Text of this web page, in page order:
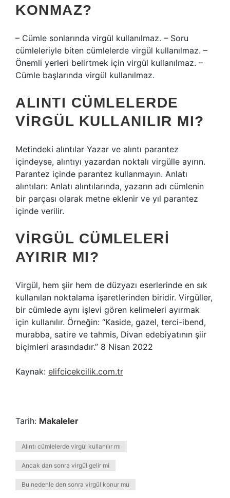
KONMAZ?
– Cümle sonlarında virgül kullanılmaz. – Soru
cümleleriyle biten cümlelerde virgül kullanılmaz. –
Önemli yerleri belirtmek için virgül kullanılmaz. –
Cümle başlarında virgül kullanılmaz.
ALINTI CÜMLELERDE
VIRGÜL KULLANILIR MI?
Metindeki alıntılar Yazar ve alıntı parantez
içindeyse, alıntıyı yazardan noktalı virgülle ayırın.
Parantez içinde parantez kullanmayın. Anlatı
alıntıları: Anlatı alıntılarında, yazarın adı cümlenin
bir parçası olarak metne eklenir ve yıl parantez
içinde verilir.
VIRGÜL CÜMLELERI
AYIRIR MI?
Virgül, hem şiir hem de düzyazı eserlerinde en sık
kullanılan noktalama işaretlerinden biridir. Virgüller,
bir cümlede aynı işlevi gören kelimeleri ayırmak
için kullanılır. Örneğin: “Kaside, gazel, terci-ibend,
murabba, satire ve tahmis, Divan edebiyatının şiir
biçimleri arasındadır.” 8 Nisan 2022
Kaynak: elifcicekcilik.com.tr
Tarih: Makaleler
Alıntı cümlelerde virgül kullanılır mı
Ancak dan sonra virgül gelir mi
Bu nedenle den sonra virgül konur mu